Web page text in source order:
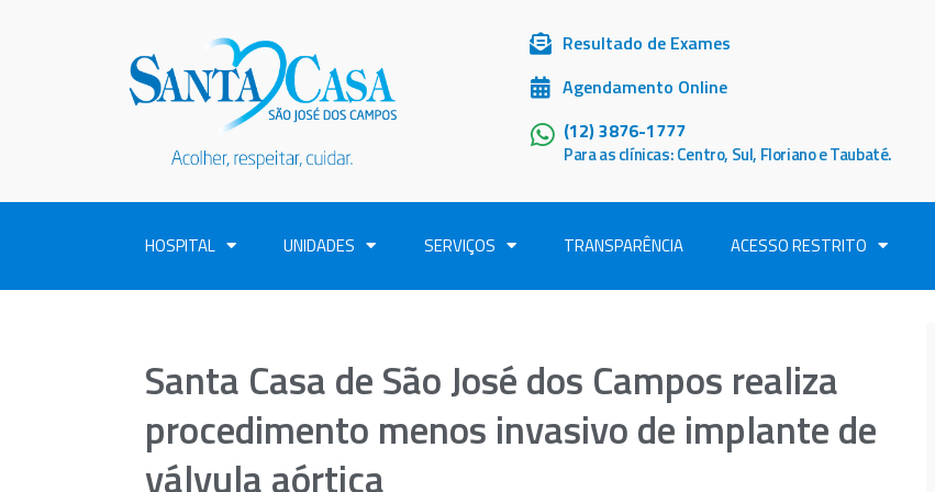
Resultado de Exames
Agendamento Online
(12) 3876-1777
Para as clínicas: Centro, Sul, Floriano e Taubaté.
HOSPITAL UNIDADES SERVIÇOS TRANSPARÊNCIA ACESSO RESTRITO
Santa Casa de São José dos Campos realiza
procedimento menos invasivo de implante de
válvula aórtica